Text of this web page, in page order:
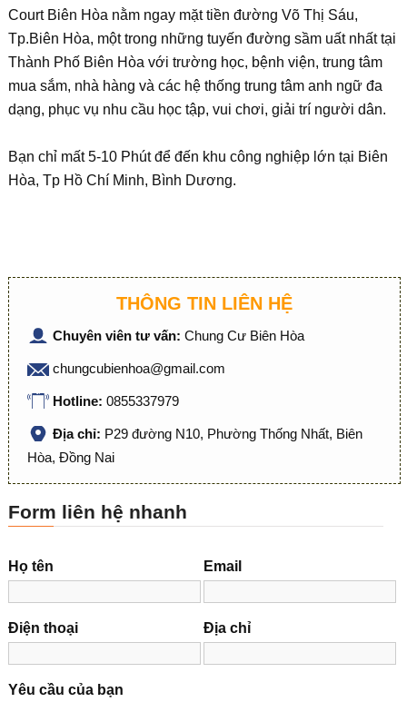
Court Biên Hòa nằm ngay mặt tiền đường Võ Thị Sáu,
Tp.Biên Hòa, một trong những tuyến đường sầm uất nhất tại
Thành Phố Biên Hòa với trường học, bệnh viện, trung tâm
mua sắm, nhà hàng và các hệ thống trung tâm anh ngữ đa
dạng, phục vụ nhu cầu học tập, vui chơi, giải trí người dân.
Bạn chỉ mất 5-10 Phút để đến khu công nghiệp lớn tại Biên
Hòa, Tp Hồ Chí Minh, Bình Dương.
THÔNG TIN LIÊN HỆ
Chuyên viên tư vấn: Chung Cư Biên Hòa
chungcubienhoa@gmail.com
Hotline: 0855337979
Địa chỉ: P29 đường N10, Phường Thống Nhất, Biên
Hòa, Đồng Nai
Form liên hệ nhanh
Họ tên Email
Điện thoại Địa chỉ
Yêu cầu của bạn